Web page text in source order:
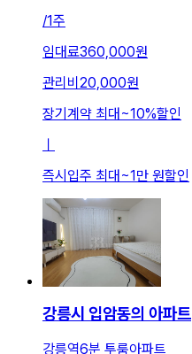
/1주
임대료360,000원
관리비 20,000원
장기계약 최대~10%할인
ㅣ
즉시입주 최대~1만 원할인
강릉시 입암동의 아파트
강릉역6분 투룸아파트